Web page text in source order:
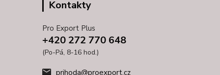
Kontakty
Pro Export Plus
+420 272 770 648
(Po-Pá, 8-16 hod.)
prihoda@proexport.cz